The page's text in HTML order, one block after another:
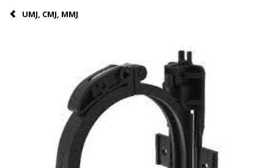
UMJ, CMJ, MMJ